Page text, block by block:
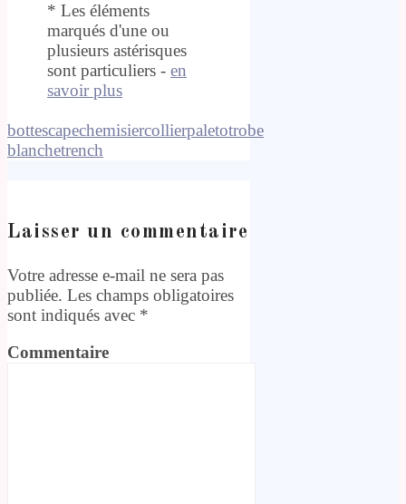
* Les éléments
marqués d'une ou
plusieurs astérisques
sont particuliers - en
savoir plus
bottescapechemisiercollierpaletotrobe
blanchetrench
Laisser un commentaire
Votre adresse e-mail ne sera pas
publiée. Les champs obligatoires
sont indiqués avec *
Commentaire